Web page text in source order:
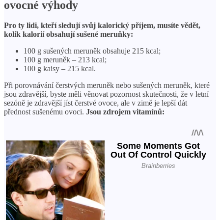
ovocné výhody
Pro ty lidi, kteří sledují svůj kalorický příjem, musíte vědět,
kolik kalorií obsahují sušené meruňky:
100 g sušených meruněk obsahuje 215 kcal;
100 g meruněk – 213 kcal;
100 g kaisy – 215 kcal.
Při porovnávání čerstvých meruněk nebo sušených meruněk, které
jsou zdravější, byste měli věnovat pozornost skutečnosti, že v letní
sezóně je zdravější jíst čerstvé ovoce, ale v zimě je lepší dát
přednost sušenému ovoci. Jsou zdrojem vitamínů: